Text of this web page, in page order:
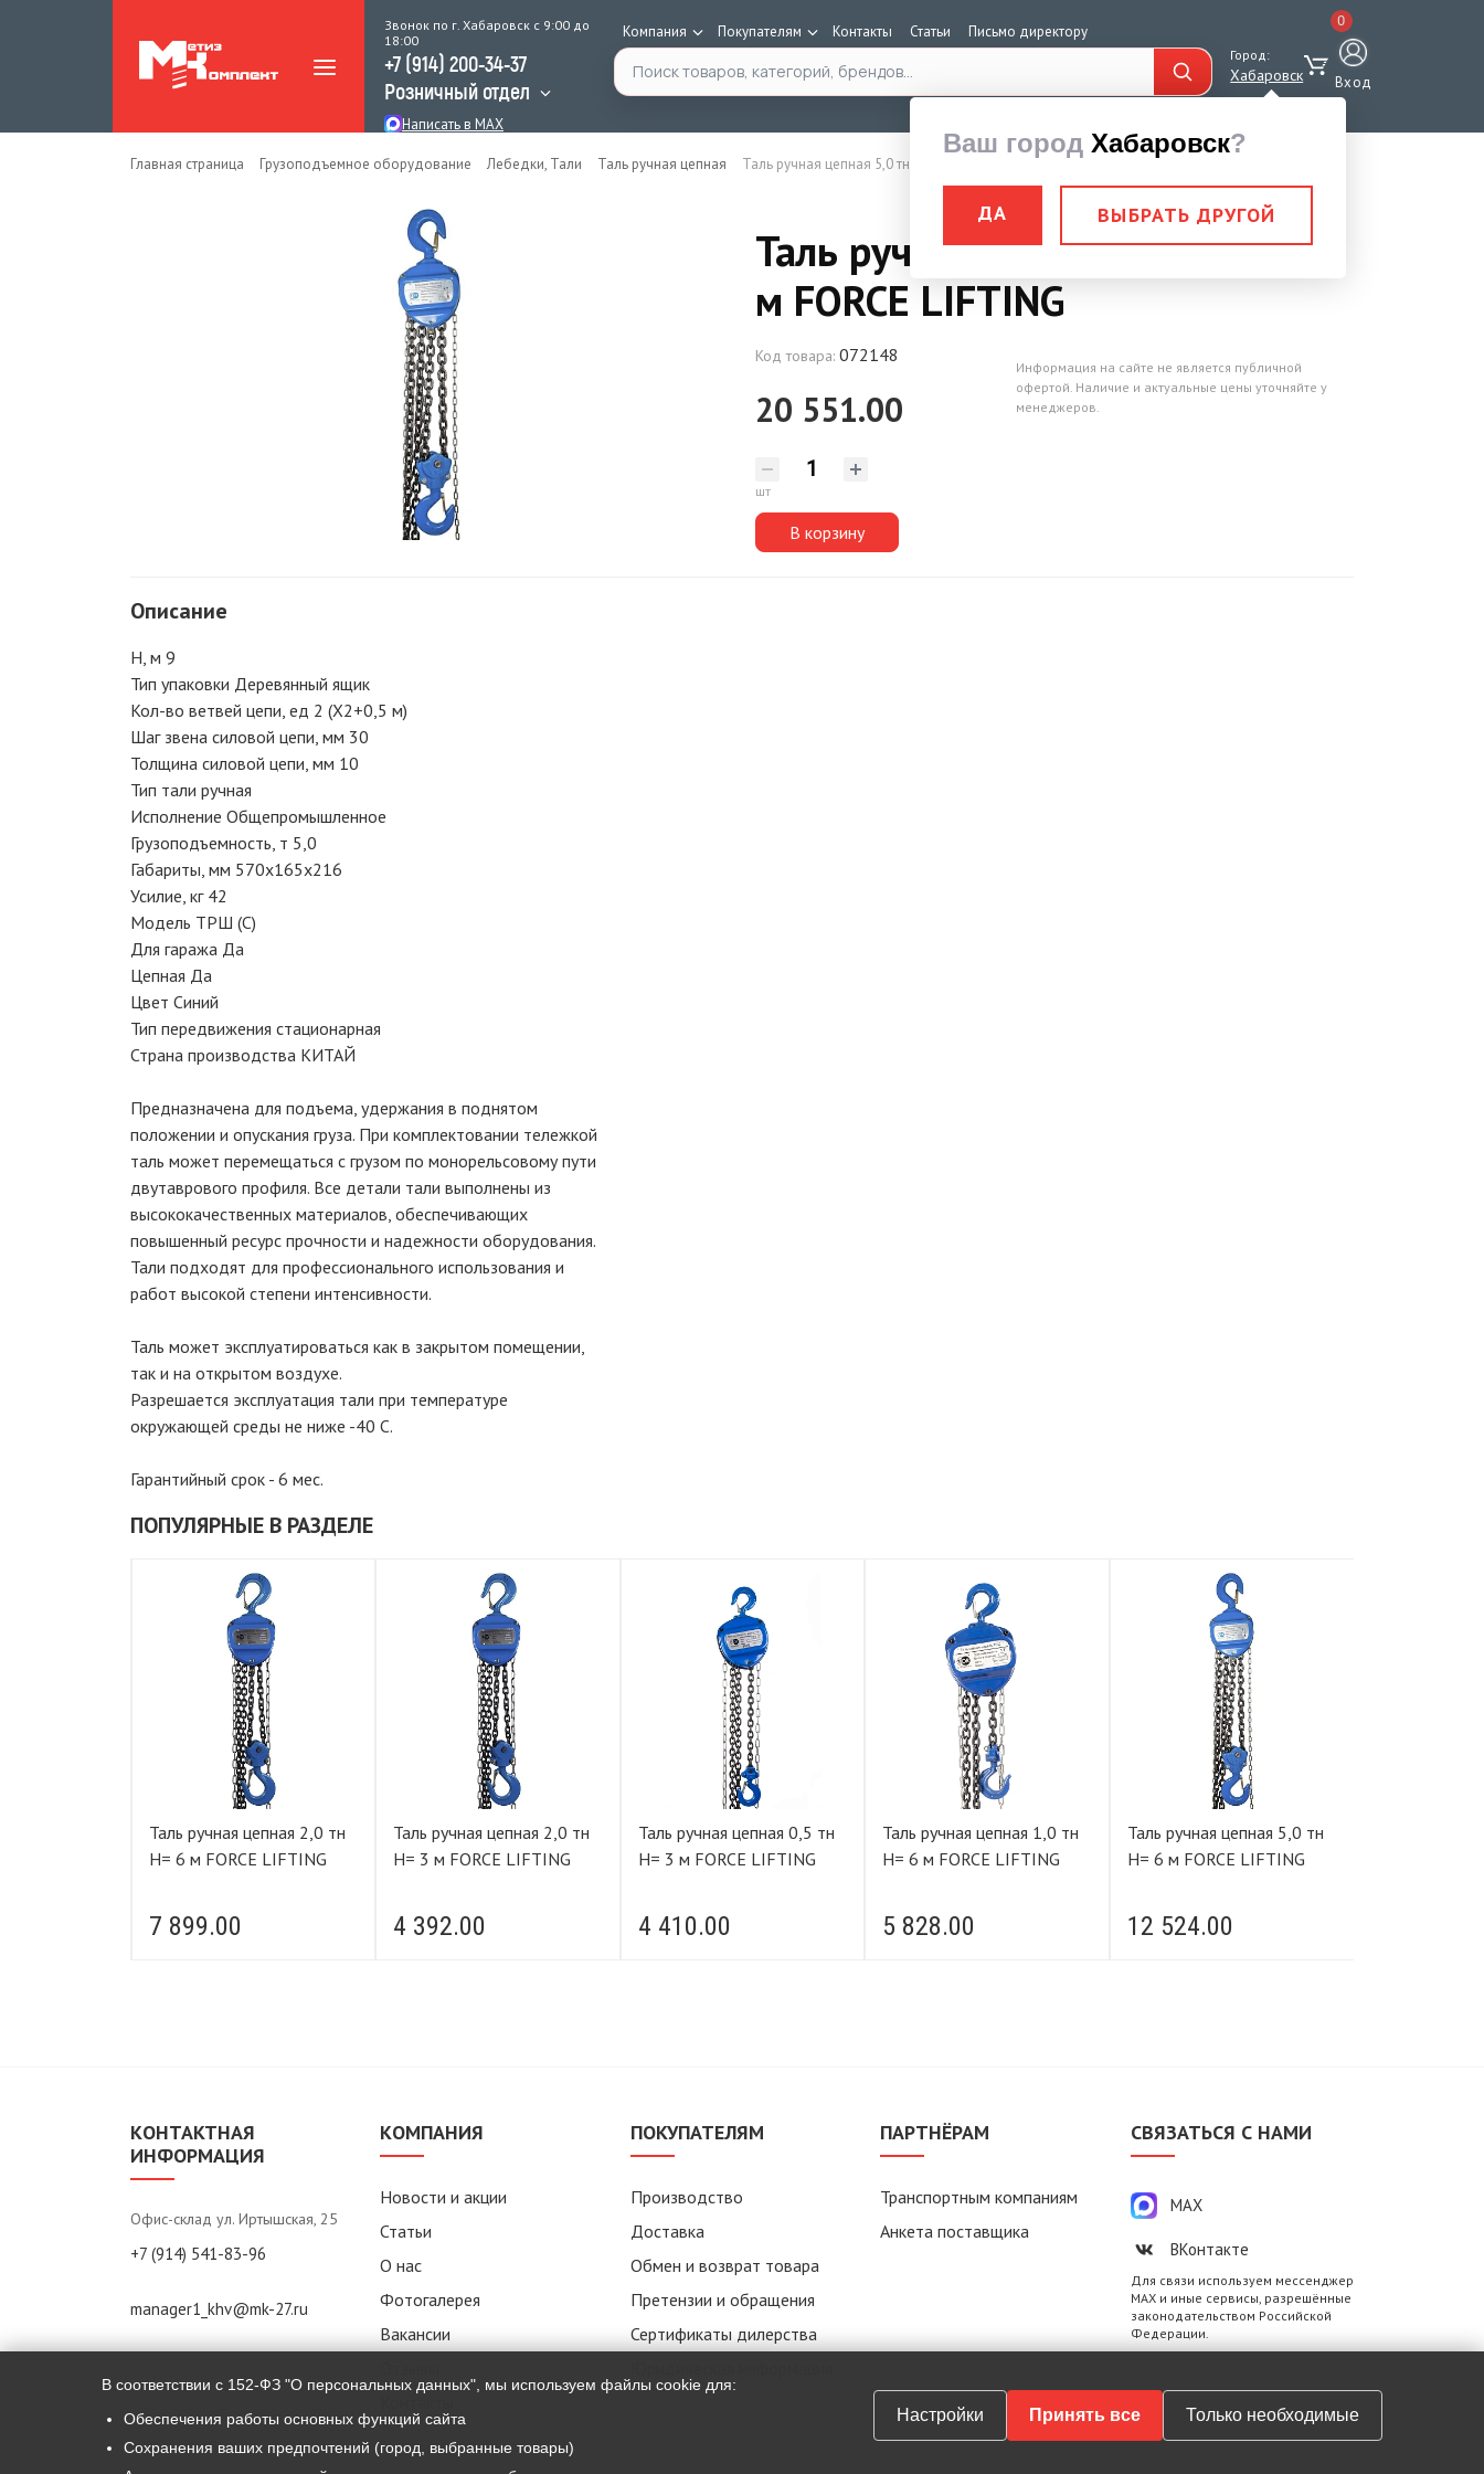
Звонок по г. Хабаровск с 9:00 до
18:00
+7 (914) 200-34-37
Розничный отдел
Написать в MAX
Компания Покупателям Контакты Статьи Письмо директору
Поиск по каталогу Город:
Хабаровск
Ваш город Хабаровск?
ДА ВЫБРАТЬ ДРУГОЙ
0
Вход
Главная страница Грузоподъемное оборудование Лебедки, Тали Таль ручная цепная Таль ручная цепная 5,0 тн Н= 9 м FORCE LIFTING
Таль ручная цепная 5,0 тн Н= 9
м FORCE LIFTING
Код товара: 072148
20 551.00
шт
В корзину
Информация на сайте не является публичной
офертой. Наличие и актуальные цены уточняйте у
менеджеров.
Описание
Н, м 9
Тип упаковки Деревянный ящик
Кол-во ветвей цепи, ед 2 (Х2+0,5 м)
Шаг звена силовой цепи, мм 30
Толщина силовой цепи, мм 10
Тип тали ручная
Исполнение Общепромышленное
Грузоподъемность, т 5,0
Габариты, мм 570х165х216
Усилие, кг 42
Модель ТРШ (С)
Для гаража Да
Цепная Да
Цвет Синий
Тип передвижения стационарная
Страна производства КИТАЙ
Предназначена для подъема, удержания в поднятом
положении и опускания груза. При комплектовании тележкой
таль может перемещаться с грузом по монорельсовому пути
двутаврового профиля. Все детали тали выполнены из
высококачественных материалов, обеспечивающих
повышенный ресурс прочности и надежности оборудования.
Тали подходят для профессионального использования и
работ высокой степени интенсивности.
Таль может эксплуатироваться как в закрытом помещении,
так и на открытом воздухе.
Разрешается эксплуатация тали при температуре
окружающей среды не ниже -40 С.
Гарантийный срок - 6 мес.
ПОПУЛЯРНЫЕ В РАЗДЕЛЕ
Таль ручная цепная 2,0 тн
Н= 6 м FORCE LIFTING
7 899.00
Таль ручная цепная 2,0 тн
Н= 3 м FORCE LIFTING
4 392.00
Таль ручная цепная 0,5 тн
Н= 3 м FORCE LIFTING
4 410.00
Таль ручная цепная 1,0 тн
Н= 6 м FORCE LIFTING
5 828.00
Таль ручная цепная 5,0 тн
Н= 6 м FORCE LIFTING
12 524.00
КОНТАКТНАЯ
ИНФОРМАЦИЯ
Офис-склад ул. Иртышская, 25
+7 (914) 541-83-96
manager1_khv@mk-27.ru
КОМПАНИЯ
Новости и акции
Статьи
О нас
Фотогалерея
Вакансии
ПОКУПАТЕЛЯМ
Производство
Доставка
Обмен и возврат товара
Претензии и обращения
Сертификаты дилерства
ПАРТНЁРАМ
Транспортным компаниям
Анкета поставщика
СВЯЗАТЬСЯ С НАМИ
MAX
ВКонтакте
Для связи используем мессенджер
MAX и иные сервисы, разрешённые
законодательством Российской
Федерации.
В соответствии с 152-ФЗ "О персональных данных", мы используем файлы cookie для:
Обеспечения работы основных функций сайта
Сохранения ваших предпочтений (город, выбранные товары)
Настройки Принять все Только необходимые